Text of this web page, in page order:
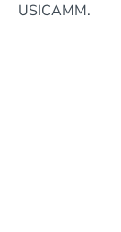
USICAMM.